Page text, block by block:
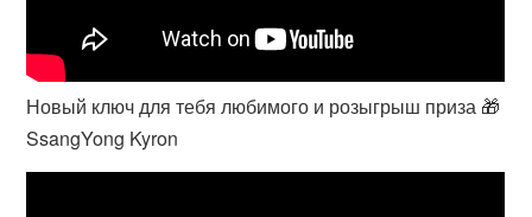
Новый ключ для тебя любимого и розыгрыш приза 🎁
SsangYong Kyron